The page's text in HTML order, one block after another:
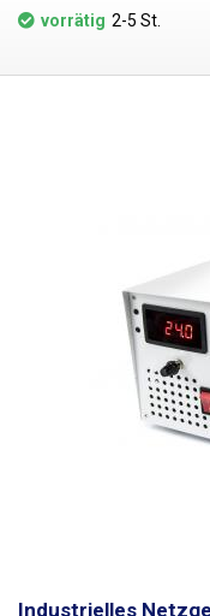
Drehpotentiometer rechts
Spannungsregelung von
des Netzteils ist aus
vorrätig 2-5 St.
Industrielles